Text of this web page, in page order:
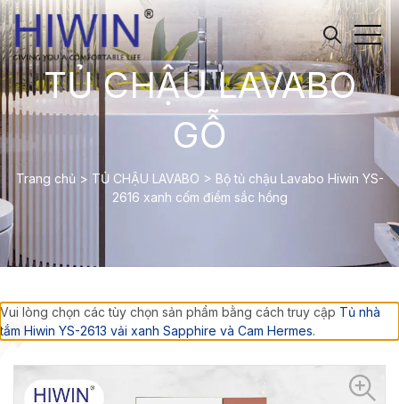
TỦ CHẬU LAVABO
GỖ
Trang chủ > TỦ CHẬU LAVABO > Bộ tủ chậu Lavabo Hiwin YS-
2616 xanh cốm điểm sắc hồng
Vui lòng chọn các tùy chọn sản phẩm bằng cách truy cập Tủ nhà
tắm Hiwin YS-2613 vải xanh Sapphire và Cam Hermes.